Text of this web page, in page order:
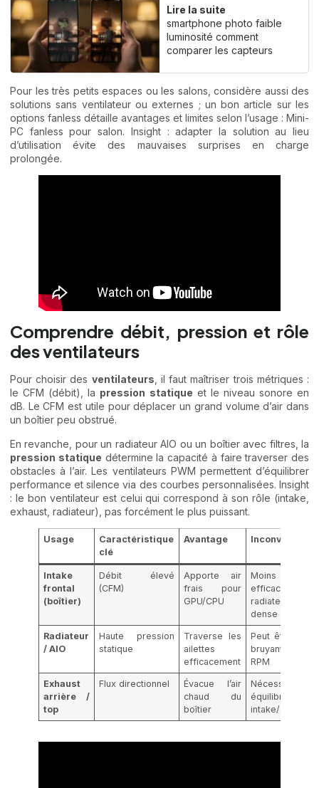
Lire la suite
smartphone photo faible
luminosité comment
comparer les capteurs
Pour les très petits espaces ou les salons, considère aussi des
solutions sans ventilateur ou externes ; un bon article sur les
options fanless détaille avantages et limites selon l’usage : Mini-
PC fanless pour salon. Insight : adapter la solution au lieu
d’utilisation évite des mauvaises surprises en charge
prolongée.
Comprendre débit, pression et rôle
des ventilateurs
Pour choisir des ventilateurs , il faut maîtriser trois métriques :
le CFM (débit), la pression statique et le niveau sonore en
dB. Le CFM est utile pour déplacer un grand volume d’air dans
un boîtier peu obstrué.
En revanche, pour un radiateur AIO ou un boîtier avec filtres, la
pression statique détermine la capacité à faire traverser des
obstacles à l’air. Les ventilateurs PWM permettent d’équilibrer
performance et silence via des courbes personnalisées. Insight
: le bon ventilateur est celui qui correspond à son rôle (intake,
exhaust, radiateur), pas forcément le plus puissant.
Usage
Caractéristique
clé
Avantage Inconvénient
Intake
frontal
(boîtier)
Débit élevé
(CFM)
Apporte air
frais pour
GPU/CPU
Moins
efficace sur
radiateur
dense
Radiateur
/ AIO
Haute pression
statique
Traverse les
ailettes
efficacement
Peut être plus
bruyant à haut
RPM
Exhaust
arrière /
top
Flux directionnel
Évacue l’air
chaud du
boîtier
Nécessite un
équilibre
intake/exhaust